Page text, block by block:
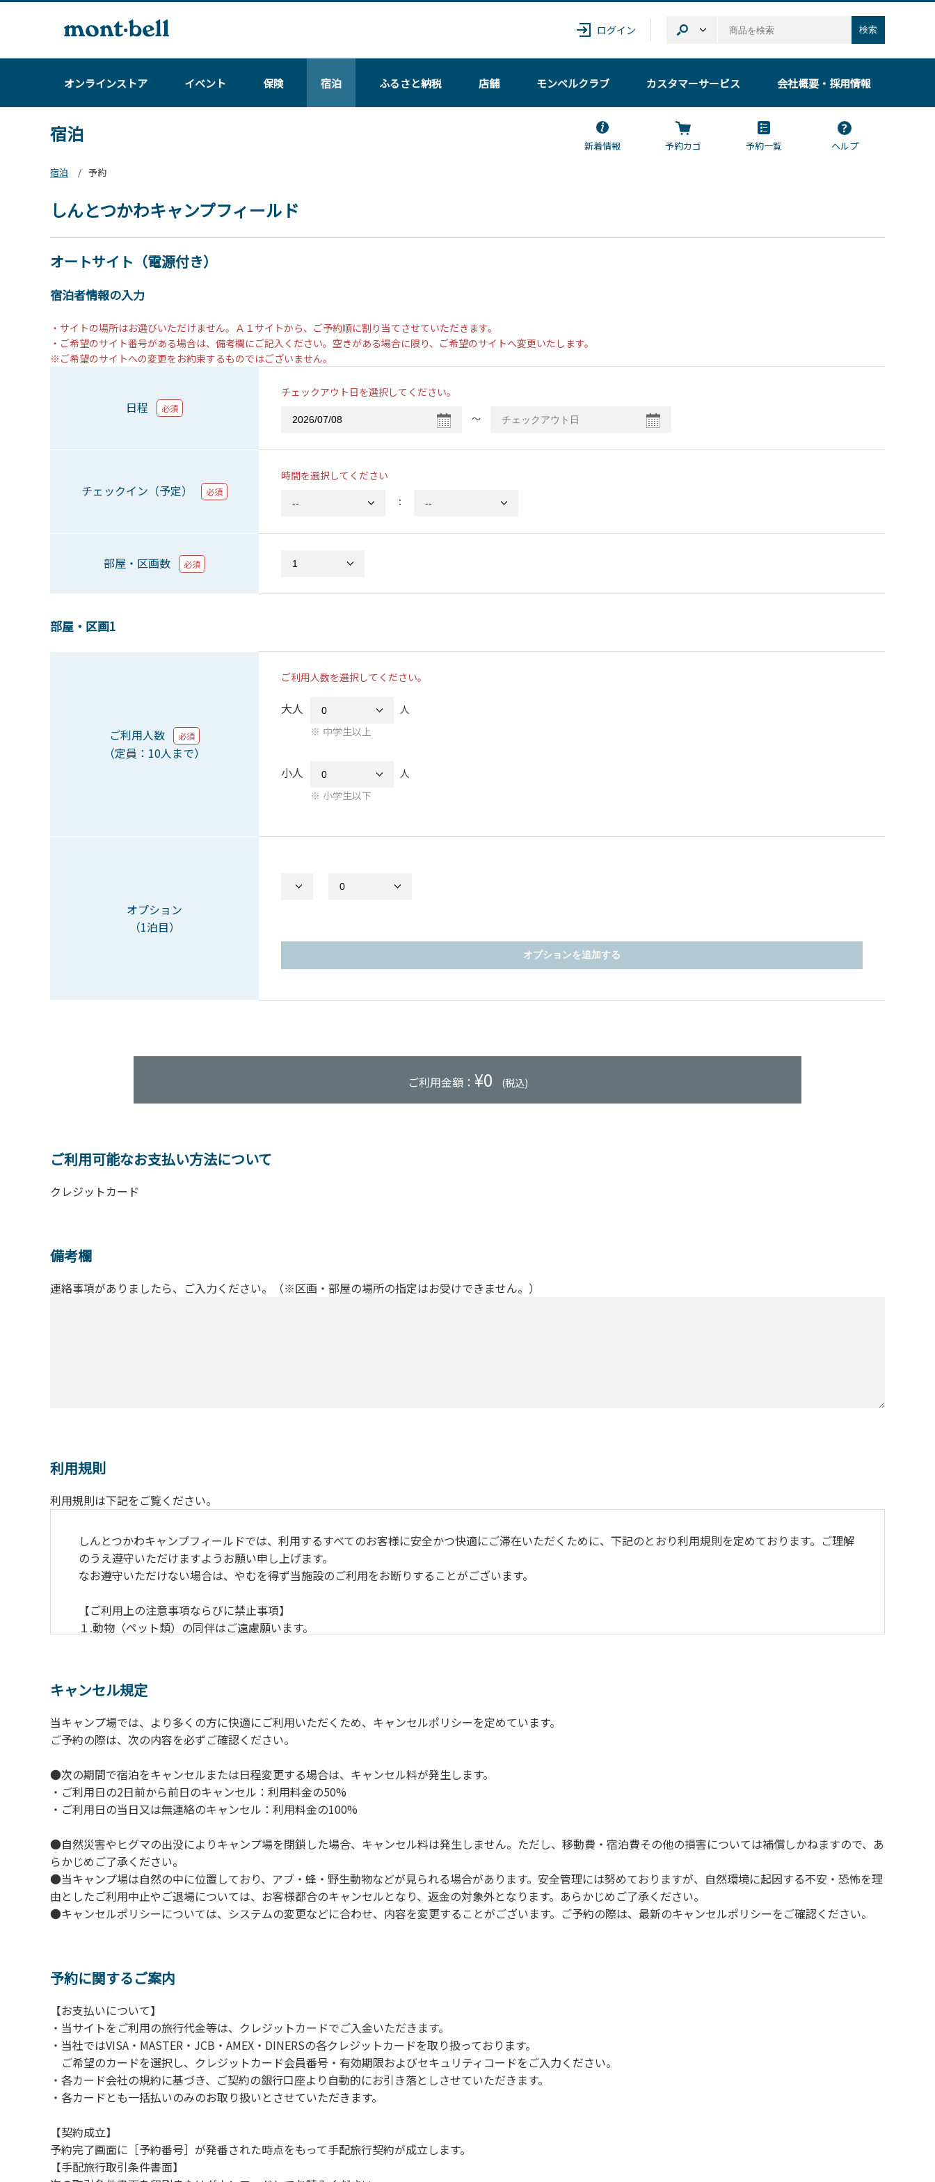
ログイン 検索
オンラインストア イベント 保険 宿泊 ふるさと納税 店舗 モンベルクラブ カスタマーサービス 会社概要・採用情報
宿泊
新着情報 予約カゴ 予約一覧
ヘルプ
宿泊
予約
しんとつかわキャンプフィールド
オートサイト（電源付き）
宿泊者情報の入力
・サイトの場所はお選びいただけません。Ａ１サイトから、ご予約順に割り当てさせていただきます。
・ご希望のサイト番号がある場合は、備考欄にご記入ください。空きがある場合に限り、ご希望のサイトへ変更いたします。
※ご希望のサイトへの変更をお約束するものではございません。
日程 必須
チェックアウト日を選択してください。
〜
チェックイン（予定） 必須
時間を選択してください
：
部屋・区画数 必須
部屋・区画1
ご利用人数 必須
（定員：10人まで）
ご利用人数を選択してください。
大人
人
中学生以上
小人
人
小学生以下
オプション
（1泊目）
オプションを追加する
ご利用金額： ¥0 (税込)
ご利用可能なお支払い方法について
クレジットカード
備考欄
連絡事項がありましたら、ご入力ください。（※区画・部屋の場所の指定はお受けできません。）
利用規則
利用規則は下記をご覧ください。
しんとつかわキャンプフィールドでは、利用するすべてのお客様に安全かつ快適にご滞在いただくために、下記のとおり利用規則を定めております。ご理解
のうえ遵守いただけますようお願い申し上げます。
なお遵守いただけない場合は、やむを得ず当施設のご利用をお断りすることがございます。
【ご利用上の注意事項ならびに禁止事項】
１.動物（ペット類）の同伴はご遠慮願います。
４.午後10時以降の花火の使用は禁止です。
５.周囲に迷惑となるような行為（大音量の音楽、カラオケの使用、夜間の大声での談笑等）や他人に嫌悪感を与えるような行為はお止めください。
６.芝生や地面での直火による焚き火、BBQ、キャンプファイヤーは禁止します。
７.バンガローに設置しているバーベキューコンロ及び焚き火台の利用後は炭の鎮火の確認をお願いいたします。
８.バンガローの芝生にはテントは張らないでください。（タープは１つまで可）
９.各自で出されましたゴミは全てお持ち帰りください。（使用済みの炭は専用の捨て場に捨てられます。）
10.施設内および駐車場などで起きた金品等の盗難、ご利用者間でのトラブルで生じた損害に対しては、一切の責任を負いかねます。
11.施設の利用については管理人の指示に従ってください。従わない場合は退場していただき、今後の利用をお断りする場合があります。
キャンセル規定
当キャンプ場では、より多くの方に快適にご利用いただくため、キャンセルポリシーを定めています。
ご予約の際は、次の内容を必ずご確認ください。
●次の期間で宿泊をキャンセルまたは日程変更する場合は、キャンセル料が発生します。
・ご利用日の2日前から前日のキャンセル：利用料金の50%
・ご利用日の当日又は無連絡のキャンセル：利用料金の100%
●自然災害やヒグマの出没によりキャンプ場を閉鎖した場合、キャンセル料は発生しません。ただし、移動費・宿泊費その他の損害については補償しかねますので、あ
らかじめご了承ください。
●当キャンプ場は自然の中に位置しており、アブ・蜂・野生動物などが見られる場合があります。安全管理には努めておりますが、自然環境に起因する不安・恐怖を理
由としたご利用中止やご退場については、お客様都合のキャンセルとなり、返金の対象外となります。あらかじめご了承ください。
●キャンセルポリシーについては、システムの変更などに合わせ、内容を変更することがございます。ご予約の際は、最新のキャンセルポリシーをご確認ください。
予約に関するご案内
【お支払いについて】
・当サイトをご利用の旅行代金等は、クレジットカードでご入金いただきます。
・当社ではVISA・MASTER・JCB・AMEX・DINERSの各クレジットカードを取り扱っております。
ご希望のカードを選択し、クレジットカード会員番号・有効期限およびセキュリティコードをご入力ください。
・各カード会社の規約に基づき、ご契約の銀行口座より自動的にお引き落としさせていただきます。
・各カードとも一括払いのみのお取り扱いとさせていただきます。
【契約成立】
予約完了画面に［予約番号］が発番された時点をもって手配旅行契約が成立します。
【手配旅行取引条件書面】